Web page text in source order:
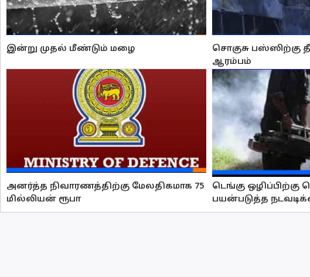
இன்று முதல் மீண்டும் மழை
சொகுசு பஸ்ஸிற்கு
ஆரம்பம்
அனர்த்த நிவாரணத்திற்கு மேலதிகமாக 75
மில்லியன் ரூபா
டெங்கு
பயன்படுத்த